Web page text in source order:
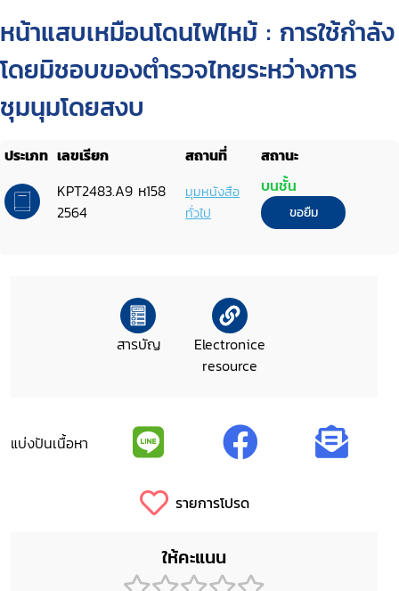
หน้าแสบเหมือนโดนไฟไหม้ : การใช้กำลัง
โดยมิชอบของตำรวจไทยระหว่างการ
ชุมนุมโดยสงบ
ประเภท เลขเรียก สถานที่
สถานะ
KPT2483.A9 ห158
2564
มุมหนังสือ
ทั่วไป
บนชั้น
ขอยืม
สารบัญ
Electronice
resource
แบ่งปันเนื้อหา
รายการโปรด
ให้คะแนน